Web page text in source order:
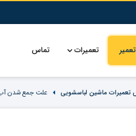
تعمیرات تماس
تعمیرات ماشین لباسشویی علت جمع شدن آب